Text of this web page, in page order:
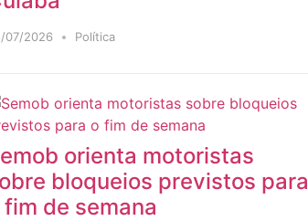
07/2026 Política
orienta motoristas
bloqueios previstos para
fim de semana